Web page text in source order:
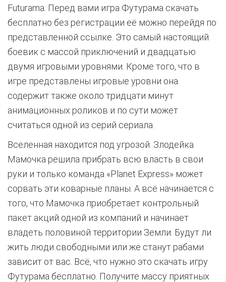
Futurama. Перед вами игра Футурама скачать
бесплатно без регистрации её можно перейдя по
представленной ссылке. Это самый настоящий
боевик с массой приключений и двадцатью
двумя игровыми уровнями. Кроме того, что в
игре представлены игровые уровни она
содержит также около тридцати минут
анимационных роликов и по сути может
считаться одной из серий сериала.
Вселенная находится под угрозой. Злодейка
Мамочка решила прибрать всю власть в свои
руки и только команда «Planet Express» может
сорвать эти коварные планы. А всё начинается с
того, что Мамочка приобретает контрольный
пакет акций одной из компаний и начинает
владеть половиной территории Земли. Будут ли
жить люди свободными или же станут рабами
зависит от вас. Всё, что нужно это скачать игру
Футурама бесплатно. Получите массу приятных